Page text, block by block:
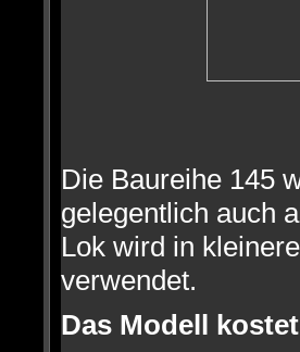
Die Baureihe 145
gelegentlich auch
Lok wird in
verwendet.
Das Modell